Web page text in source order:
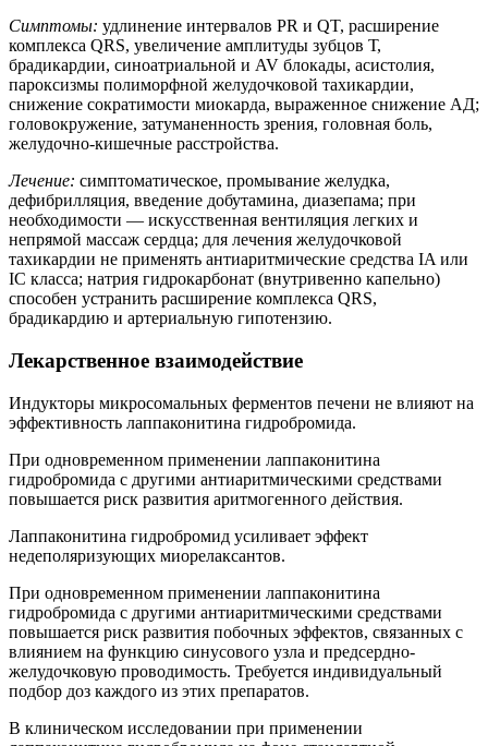
Симптомы: удлинение интервалов PR и QT, расширение
комплекса QRS, увеличение амплитуды зубцов Т,
брадикардии, синоатриальной и AV блокады, асистолия,
пароксизмы полиморфной желудочковой тахикардии,
снижение сократимости миокарда, выраженное снижение АД;
головокружение, затуманенность зрения, головная боль,
желудочно-кишечные расстройства.
Лечение: симптоматическое, промывание желудка,
дефибрилляция, введение добутамина, диазепама; при
необходимости — искусственная вентиляция легких и
непрямой массаж сердца; для лечения желудочковой
тахикардии не применять антиаритмические средства IA или
IC класса; натрия гидрокарбонат (внутривенно капельно)
способен устранить расширение комплекса QRS,
брадикардию и артериальную гипотензию.
Лекарственное взаимодействие
Индукторы микросомальных ферментов печени не влияют на
эффективность лаппаконитина гидробромида.
При одновременном применении лаппаконитина
гидробромида с другими антиаритмическими средствами
повышается риск развития аритмогенного действия.
Лаппаконитина гидробромид усиливает эффект
недеполяризующих миорелаксантов.
При одновременном применении лаппаконитина
гидробромида с другими антиаритмическими средствами
повышается риск развития побочных эффектов, связанных с
влиянием на функцию синусового узла и предсердно-
желудочковую проводимость. Требуется индивидуальный
подбор доз каждого из этих препаратов.
В клиническом исследовании при применении